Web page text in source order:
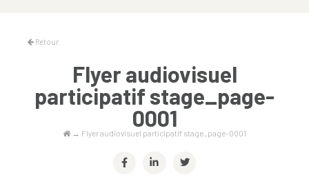
Retour
Flyer audiovisuel
participatif stage_page-
0001
→ Flyer audiovisuel participatif stage_page-0001